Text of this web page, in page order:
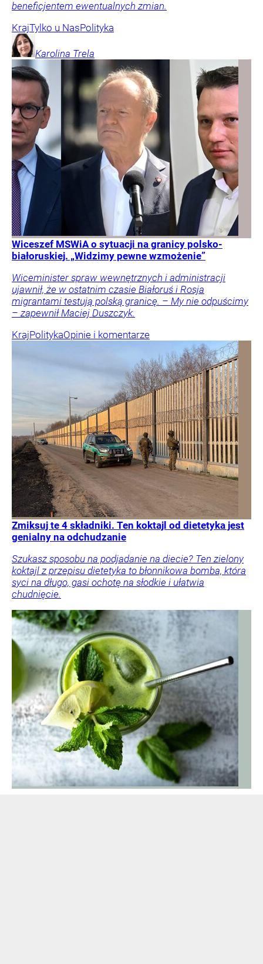
beneficjentem ewentualnych zmian.
KrajTylko u NasPolityka
Karolina Trela
Wiceszef MSWiA o sytuacji na granicy polsko-
białoruskiej. „Widzimy pewne wzmożenie”
Wiceminister spraw wewnętrznych i administracji
ujawnił, że w ostatnim czasie Białoruś i Rosja
migrantami testują polską granicę. – My nie odpuścimy
– zapewnił Maciej Duszczyk.
KrajPolitykaOpinie i komentarze
Zmiksuj te 4 składniki. Ten koktajl od dietetyka jest
genialny na odchudzanie
Szukasz sposobu na podjadanie na diecie? Ten zielony
koktajl z przepisu dietetyka to błonnikowa bomba, która
syci na długo, gasi ochotę na słodkie i ułatwia
chudnięcie.